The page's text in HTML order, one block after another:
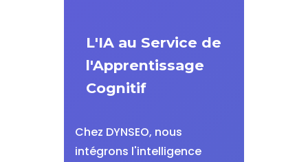
L'IA au Service de
l'Apprentissage
Cognitif
Chez DYNSEO, nous
intégrons l'intelligence